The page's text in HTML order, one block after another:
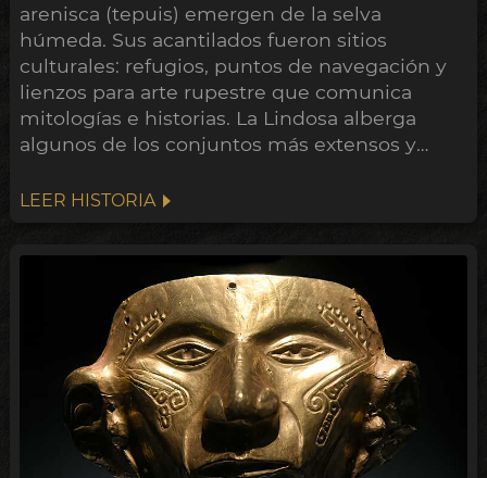
arenisca (tepuis) emergen de la selva
húmeda. Sus acantilados fueron sitios
culturales: refugios, puntos de navegación y
lienzos para arte rupestre que comunica
mitologías e historias. La Lindosa alberga
algunos de los conjuntos más extensos y
LEER HISTORIA